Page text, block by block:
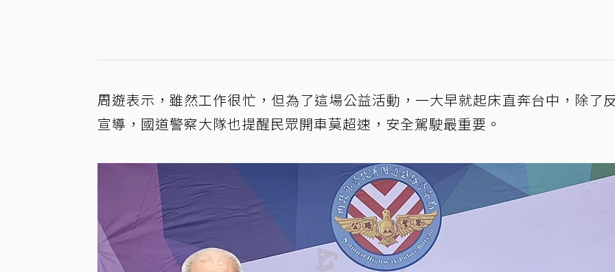
周遊表示，雖然工作很忙，但為了這場公益活動，一大早就起床直奔台中，除了
宣導，國道警察大隊也提醒民眾開車莫超速，安全駕駛最重要。